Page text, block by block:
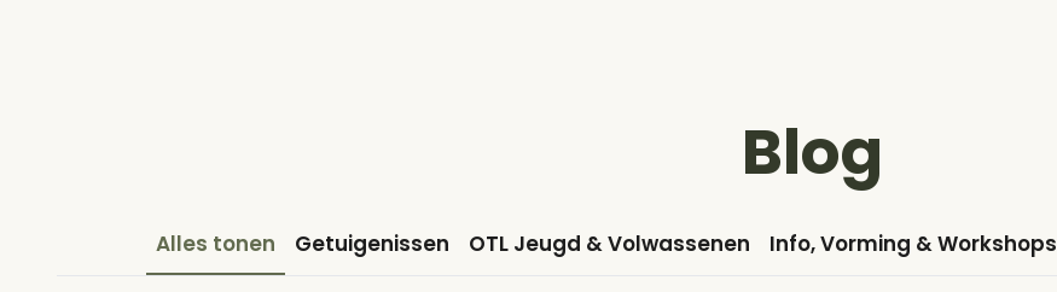
Blog
Alles tonen Getuigenissen OTL Jeugd & Volwassenen Info, Vorming & Workshops